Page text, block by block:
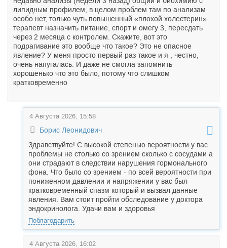
липидным профилем, в целом проблем там по анализам
особо нет, только чуть повышенный «плохой холестерин»
терапевт назначить питание, спорт и омегу 3, пересдать
через 2 месяца с контролем. Скажите, вот это
подрагивание это вообще что такое? Это не опасное
явление? У меня просто первый раз такое и я , честно,
очень напугалась. И даже не смогла запомнить
хорошенько что это было, потому что слишком
кратковременно
4 Августа 2026, 15:58
Борис Леонидович
Здравствуйте! С высокой степенью вероятности у вас
проблемы не столько со зрением сколько с сосудами а
они страдают в следствии нарушения гормонального
фона. Что было со зрением - по всей вероятности при
пониженном давлении и напряжении у вас был
кратковременный спазм который и вызвал данные
явления. Вам стоит пройти обследование у доктора
эндокринолога. Удачи вам и здоровья
Поблагодарить
4 Августа 2026, 16:02